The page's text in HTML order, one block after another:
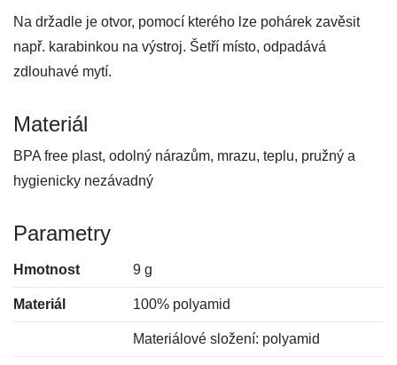
Na držadle je otvor, pomocí kterého lze pohárek zavěsit
např. karabinkou na výstroj. Šetří místo, odpadává
zdlouhavé mytí.
Materiál
BPA free plast, odolný nárazům, mrazu, teplu, pružný a
hygienicky nezávadný
Parametry
Hmotnost 9 g
Materiál 100% polyamid
Materiálové složení: polyamid